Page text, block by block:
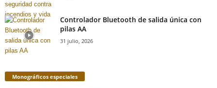
Controlador Bluetooth de salida única con
pilas AA
31 julio, 2026
Monográficos especiales